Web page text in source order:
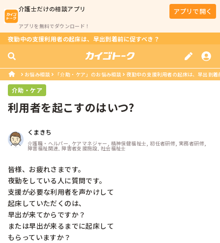
介護士だけの相談アプリ
アプリを無料でダウンロード！
アプリで開く
夜勤中の支援利用者の起床は、早出到着前に促すべき？
お悩み相談 「介助・ケア」のお悩み相談 夜勤中の支援利用者の起床は、早出到着
介助・ケア
利用者を起こすのはいつ?
くまきち
介護職・ヘルパー, ケアマネジャー, 精神保健福祉士, 初任者研修, 実務者研修,
障害福祉関連, 障害者支援施設, 社会福祉士
皆様、お疲れさまです。
夜勤をしている人に質問です。
支援が必要な利用者を声かけして
起床していただくのは、
早出が来てからですか？
または早出が来るまでに起床して
もらっていますか？